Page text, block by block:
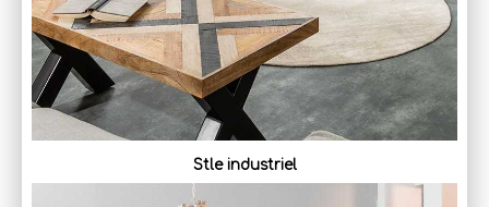
Stle industriel